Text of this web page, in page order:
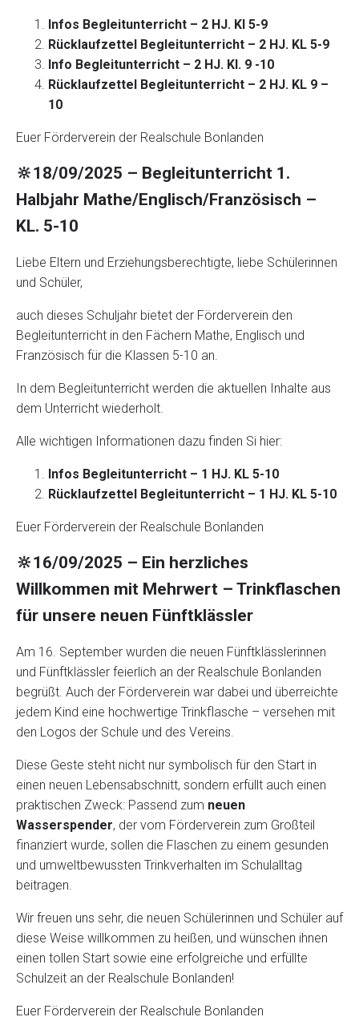
Infos Begleitunterricht – 2 HJ. Kl 5-9
Rücklaufzettel Begleitunterricht – 2 HJ. KL 5-9
Info Begleitunterricht – 2 HJ. Kl. 9 -10
Rücklaufzettel Begleitunterricht – 2 HJ. KL 9 –
10
Euer Förderverein der Realschule Bonlanden
🔆18/09/2025 – Begleitunterricht 1.
Halbjahr Mathe/Englisch/Französisch –
KL. 5-10
Liebe Eltern und Erziehungsberechtigte, liebe Schülerinnen
und Schüler,
auch dieses Schuljahr bietet der Förderverein den
Begleitunterricht in den Fächern Mathe, Englisch und
Französisch für die Klassen 5-10 an.
In dem Begleitunterricht werden die aktuellen Inhalte aus
dem Unterricht wiederholt.
Alle wichtigen Informationen dazu finden Si hier:
Infos Begleitunterricht – 1 HJ. KL 5-10
Rücklaufzettel Begleitunterricht – 1 HJ. KL 5-10
Euer Förderverein der Realschule Bonlanden
🔆16/09/2025 – Ein herzliches
Willkommen mit Mehrwert – Trinkflaschen
für unsere neuen Fünftklässler
Am 16. September wurden die neuen Fünftklässlerinnen
und Fünftklässler feierlich an der Realschule Bonlanden
begrüßt. Auch der Förderverein war dabei und überreichte
jedem Kind eine hochwertige Trinkflasche – versehen mit
den Logos der Schule und des Vereins.
Diese Geste steht nicht nur symbolisch für den Start in
einen neuen Lebensabschnitt, sondern erfüllt auch einen
praktischen Zweck: Passend zum neuen
Wasserspender, der vom Förderverein zum Großteil
finanziert wurde, sollen die Flaschen zu einem gesunden
und umweltbewussten Trinkverhalten im Schulalltag
beitragen.
Wir freuen uns sehr, die neuen Schülerinnen und Schüler auf
diese Weise willkommen zu heißen, und wünschen ihnen
einen tollen Start sowie eine erfolgreiche und erfüllte
Schulzeit an der Realschule Bonlanden!
Euer Förderverein der Realschule Bonlanden